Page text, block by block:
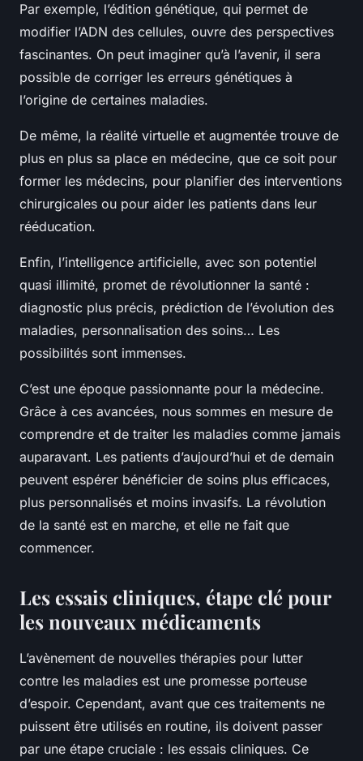
Par exemple, l’édition génétique, qui permet de
modifier l’ADN des cellules, ouvre des perspectives
fascinantes. On peut imaginer qu’à l’avenir, il sera
possible de corriger les erreurs génétiques à
l’origine de certaines maladies.
De même, la réalité virtuelle et augmentée trouve de
plus en plus sa place en médecine, que ce soit pour
former les médecins, pour planifier des interventions
chirurgicales ou pour aider les patients dans leur
rééducation.
Enfin, l’intelligence artificielle, avec son potentiel
quasi illimité, promet de révolutionner la santé :
diagnostic plus précis, prédiction de l’évolution des
maladies, personnalisation des soins… Les
possibilités sont immenses.
C’est une époque passionnante pour la médecine.
Grâce à ces avancées, nous sommes en mesure de
comprendre et de traiter les maladies comme jamais
auparavant. Les patients d’aujourd’hui et de demain
peuvent espérer bénéficier de soins plus efficaces,
plus personnalisés et moins invasifs. La révolution
de la santé est en marche, et elle ne fait que
commencer.
Les essais cliniques, étape clé pour
les nouveaux médicaments
L’avènement de nouvelles thérapies pour lutter
contre les maladies est une promesse porteuse
d’espoir. Cependant, avant que ces traitements ne
puissent être utilisés en routine, ils doivent passer
par une étape cruciale : les essais cliniques. Ce